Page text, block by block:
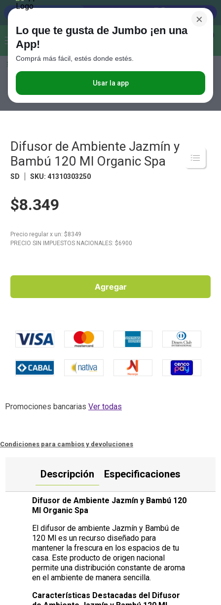
Buscar...
Seleccioná el método de entrega
×
Lo que te gusta de Jumbo ¡en una
App!
Comprá más fácil, estés donde estés.
Usar la app
Aromatizadores, Velas y Accesorios
Difusor de Ambiente Jazmín y Bambú 120 Ml Organic Spa
Difusor de Ambiente Jazmín y
Bambú 120 Ml Organic Spa
SD SKU:41310303250
$8.349
Precio regular x un: $8349
PRECIO SIN IMPUESTOS NACIONALES: $6900
Agregar
Promociones bancarias Ver todas
Condiciones para cambios y devoluciones
Descripción Especificaciones
Difusor de Ambiente Jazmín y Bambú 120
Ml Organic Spa
El difusor de ambiente Jazmín y Bambú de
120 Ml es un recurso diseñado para
mantener la frescura en los espacios de tu
casa. Este producto de origen nacional
permite una distribución constante de aroma
en el ambiente de manera sencilla.
Características Destacadas del Difusor
Términos más buscados
Galletitas
Yerba
Juguetes
. Carne